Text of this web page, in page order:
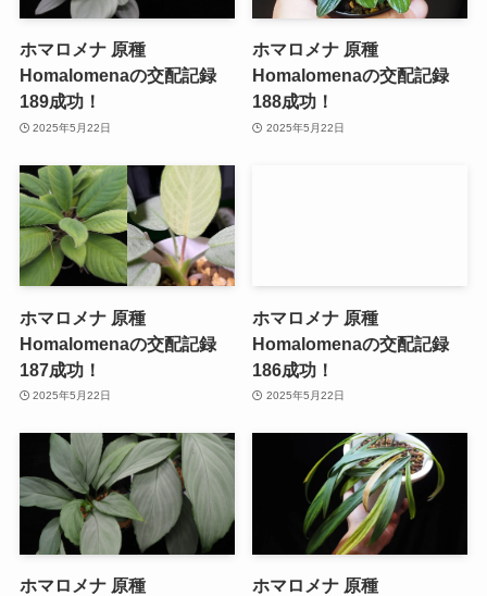
ホマロメナ 原種
Homalomenaの交配記録
189成功！
2025年5月22日
ホマロメナ 原種
Homalomenaの交配記録
188成功！
2025年5月22日
ホマロメナ 原種
Homalomenaの交配記録
187成功！
2025年5月22日
ホマロメナ 原種
Homalomenaの交配記録
186成功！
2025年5月22日
ホマロメナ 原種
ホマロメナ 原種